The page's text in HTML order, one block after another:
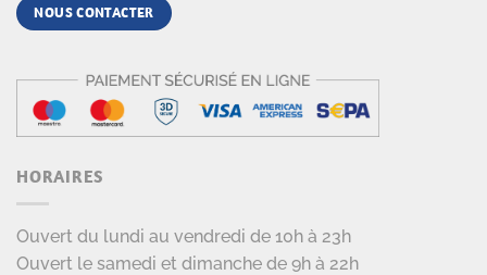
NOUS CONTACTER
HORAIRES
Ouvert du lundi au vendredi de 10h à 23h
Ouvert le samedi et dimanche de 9h à 22h